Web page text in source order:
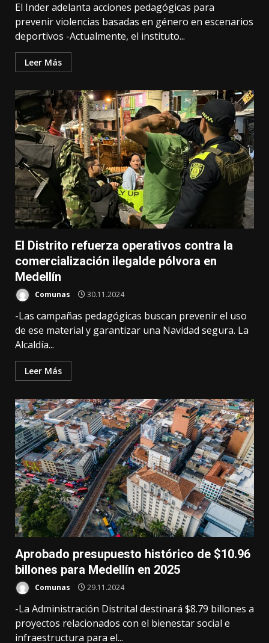
El Inder adelanta acciones pedagógicas para
prevenir violencias basadas en género en escenarios
deportivos -Actualmente, el instituto...
Leer Más
El Distrito refuerza operativos contra la
comercialización ilegalde pólvora en
Medellín
Comunas 30.11.2024
-Las campañas pedagógicas buscan prevenir el uso
de ese material y garantizar una Navidad segura. La
Alcaldía...
Leer Más
Aprobado presupuesto histórico de $10.96
billones para Medellín en 2025
Comunas 29.11.2024
-La Administración Distrital destinará $8.79 billones a
proyectos relacionados con el bienestar social e
infraestructura para el...